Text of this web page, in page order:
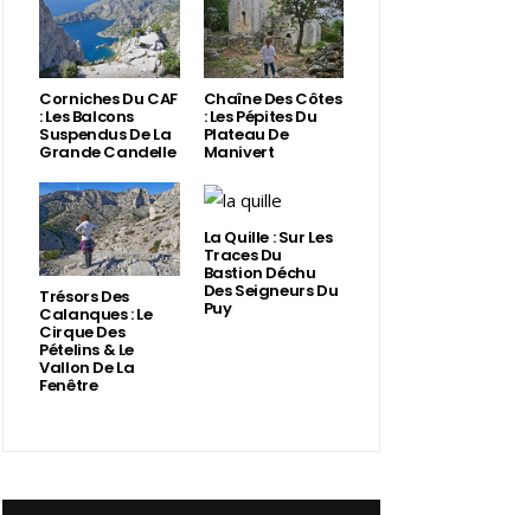
Corniches Du CAF
: Les Balcons
Suspendus De La
Grande Candelle
Chaîne Des Côtes
: Les Pépites Du
Plateau De
Manivert
Trésors Des
Calanques : Le
Cirque Des
Pételins & Le
Vallon De La
Fenêtre
La Quille : Sur Les
Traces Du
Bastion Déchu
Des Seigneurs Du
Puy